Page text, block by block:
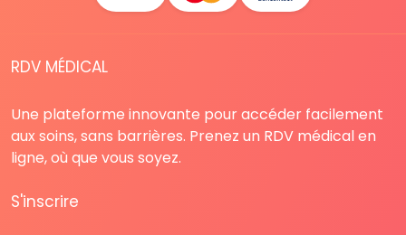
RDV MÉDICAL
Une plateforme innovante pour accéder facilement
aux soins, sans barrières. Prenez un RDV médical en
ligne, où que vous soyez.
S'inscrire